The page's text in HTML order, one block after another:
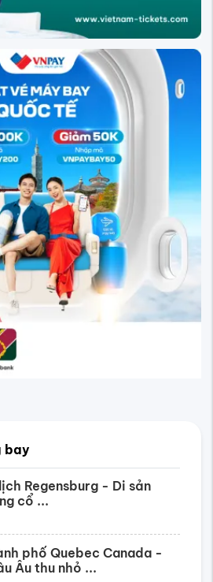
bay
Regensburg - Di sản
cổ ...
phố Quebec Canada -
Âu thu nhỏ ...